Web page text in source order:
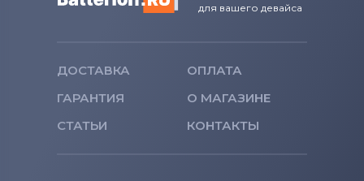
для вашего девайса
ДОСТАВКА
ОПЛАТА
ГАРАНТИЯ
О МАГАЗИНЕ
СТАТЬИ
КОНТАКТЫ